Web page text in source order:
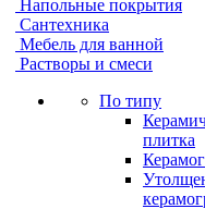
Напольные покрытия
Сантехника
Мебель для ванной
Растворы и смеси
По типу
плитка